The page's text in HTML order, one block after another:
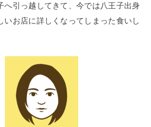
へ引っ越してきて、今では八王子出身
いお店に詳しくなってしまった食いし